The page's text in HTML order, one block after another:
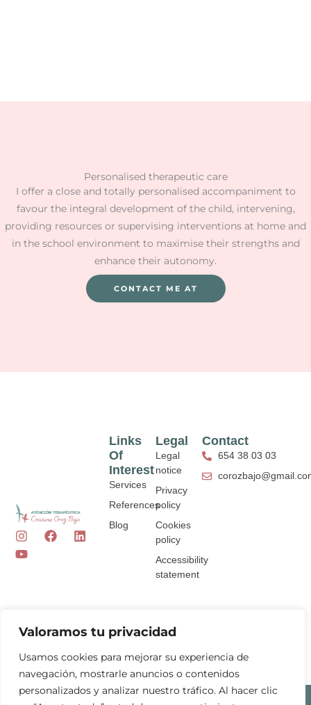
Valoramos tu privacidad
Usamos cookies para mejorar su experiencia de
navegación, mostrarle anuncios o contenidos
personalizados y analizar nuestro tráfico. Al hacer clic
Personalised therapeutic care
I offer a close and totally personalised accompaniment to
favour the integral development of the child, intervening,
providing resources or supervising interventions at home and
in the school environment to maximise their strengths and
enhance their autonomy.
CONTACT ME AT
I
n
s
m
F
L
Y
o
u
Legal
Legal
notice
Privacy
policy
Cookies
policy
Accessibility
statement
Links
Of
Interest
Services
References
Blog
Contact
654 38 03 03
Cristina Oroz Bajo 2026 © Web design with ♥️ for ARTIC